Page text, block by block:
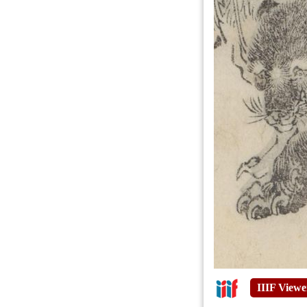
IIIF